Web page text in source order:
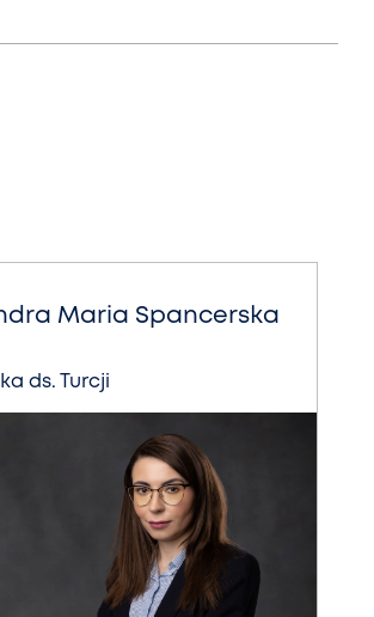
Maria Spancerska
ds. Turcji